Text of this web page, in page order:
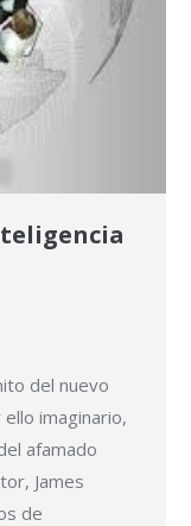
del nuevo
imaginario,
afamado
James
de